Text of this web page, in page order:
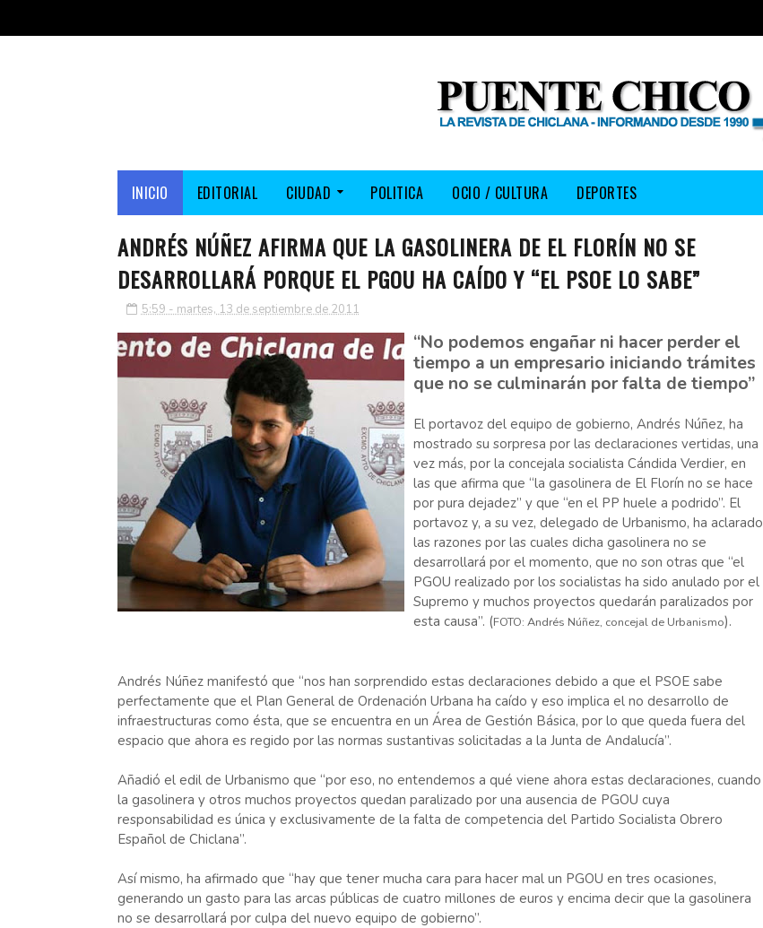
INICIO EDITORIAL CIUDAD POLITICA OCIO / CULTURA DEPORTES
ANDRÉS NÚÑEZ AFIRMA QUE LA GASOLINERA DE EL FLORÍN NO SE
DESARROLLARÁ PORQUE EL PGOU HA CAÍDO Y “EL PSOE LO SABE”
5:59 - martes, 13 de septiembre de 2011
“No podemos engañar ni hacer perder el
tiempo a un empresario iniciando trámites
que no se culminarán por falta de tiempo”
El portavoz del equipo de gobierno, Andrés Núñez, ha
mostrado su sorpresa por las declaraciones vertidas, una
vez más, por la concejala socialista Cándida Verdier, en
las que afirma que “la gasolinera de El Florín no se hace
por pura dejadez” y que “en el PP huele a podrido”. El
portavoz y, a su vez, delegado de Urbanismo, ha aclarado
las razones por las cuales dicha gasolinera no se
desarrollará por el momento, que no son otras que “el
PGOU realizado por los socialistas ha sido anulado por el
Supremo y muchos proyectos quedarán paralizados por
esta causa”. (FOTO: Andrés Núñez, concejal de Urbanismo).
Andrés Núñez manifestó que “nos han sorprendido estas declaraciones debido a que el PSOE sabe
perfectamente que el Plan General de Ordenación Urbana ha caído y eso implica el no desarrollo de
infraestructuras como ésta, que se encuentra en un Área de Gestión Básica, por lo que queda fuera del
espacio que ahora es regido por las normas sustantivas solicitadas a la Junta de Andalucía”.
Añadió el edil de Urbanismo que “por eso, no entendemos a qué viene ahora estas declaraciones, cuando
la gasolinera y otros muchos proyectos quedan paralizado por una ausencia de PGOU cuya
responsabilidad es única y exclusivamente de la falta de competencia del Partido Socialista Obrero
Español de Chiclana”.
Así mismo, ha afirmado que “hay que tener mucha cara para hacer mal un PGOU en tres ocasiones,
generando un gasto para las arcas públicas de cuatro millones de euros y encima decir que la gasolinera
no se desarrollará por culpa del nuevo equipo de gobierno”.